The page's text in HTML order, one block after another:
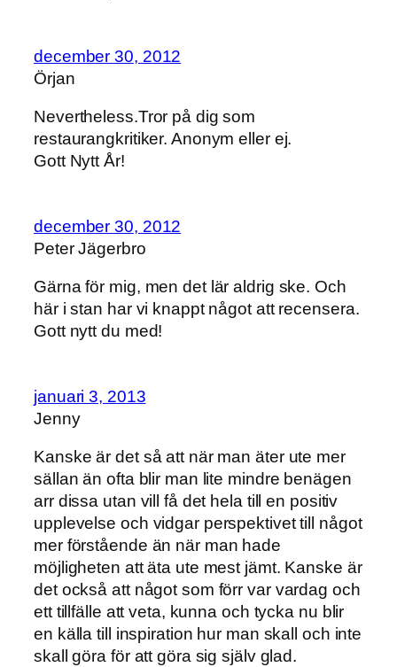
december 30, 2012
Örjan
Nevertheless.Tror på dig som
restaurangkritiker. Anonym eller ej.
Gott Nytt År!
december 30, 2012
Peter Jägerbro
Gärna för mig, men det lär aldrig ske. Och
här i stan har vi knappt något att recensera.
Gott nytt du med!
januari 3, 2013
Jenny
Kanske är det så att när man äter ute mer
sällan än ofta blir man lite mindre benägen
arr dissa utan vill få det hela till en positiv
upplevelse och vidgar perspektivet till något
mer förstående än när man hade
möjligheten att äta ute mest jämt. Kanske är
det också att något som förr var vardag och
ett tillfälle att veta, kunna och tycka nu blir
en källa till inspiration hur man skall och inte
skall göra för att göra sig själv glad.